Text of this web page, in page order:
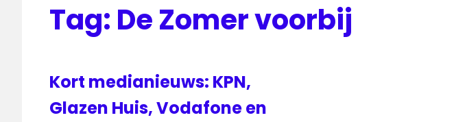
Tag: De Zomer voorbij
Kort medianieuws: KPN,
Glazen Huis, Vodafone en